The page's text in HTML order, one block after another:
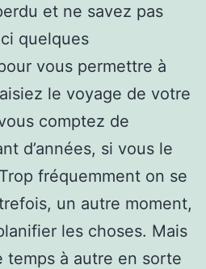
et ne savez pas
quelques
vous permettre à
le voyage de votre
comptez de
d’années, si vous le
fréquemment on se
un autre moment,
les choses. Mais
temps à autre en sorte